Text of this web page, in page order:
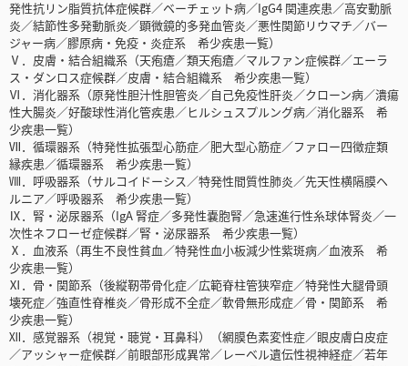
発性抗リン脂質抗体症候群／ベーチェット病／IgG4 関連疾患／高安動脈
炎／結節性多発動脈炎／顕微鏡的多発血管炎／悪性関節リウマチ／バー
ジャー病／膠原病・免疫・炎症系 希少疾患一覧）
Ⅴ．皮膚・結合組織系（天疱瘡／類天疱瘡／マルファン症候群／エーラ
ス・ダンロス症候群／皮膚・結合組織系 希少疾患一覧）
Ⅵ．消化器系（原発性胆汁性胆管炎／自己免疫性肝炎／クローン病／潰瘍
性大腸炎／好酸球性消化管疾患／ヒルシュスプルング病／消化器系 希
少疾患一覧）
Ⅶ．循環器系（特発性拡張型心筋症／肥大型心筋症／ファロー四徴症類
縁疾患／循環器系 希少疾患一覧）
Ⅷ．呼吸器系（サルコイドーシス／特発性間質性肺炎／先天性横隔膜ヘ
ルニア／呼吸器系 希少疾患一覧）
Ⅸ．腎・泌尿器系（IgA 腎症／多発性嚢胞腎／急速進行性糸球体腎炎／一
次性ネフローゼ症候群／腎・泌尿器系 希少疾患一覧）
Ⅹ．血液系（再生不良性貧血／特発性血小板減少性紫斑病／血液系 希
少疾患一覧）
Ⅺ．骨・関節系（後縦靭帯骨化症／広範脊柱管狭窄症／特発性大腿骨頭
壊死症／強直性脊椎炎／骨形成不全症／軟骨無形成症／骨・関節系 希
少疾患一覧）
Ⅻ．感覚器系（視覚・聴覚・耳鼻科）（網膜色素変性症／眼皮膚白皮症
／アッシャー症候群／前眼部形成異常／レーベル遺伝性視神経症／若年